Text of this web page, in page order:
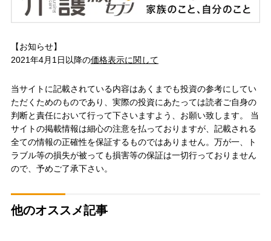
【お知らせ】
2021年4月1日以降の価格表示に関して
当サイトに記載されている内容はあくまでも投資の参考にしてい
ただくためのものであり、実際の投資にあたっては読者ご自身の
判断と責任において行って下さいますよう、お願い致します。 当
サイトの掲載情報は細心の注意を払っておりますが、記載される
全ての情報の正確性を保証するものではありません。万が一、ト
ラブル等の損失が被っても損害等の保証は一切行っておりません
ので、予めご了承下さい。
他のオススメ記事